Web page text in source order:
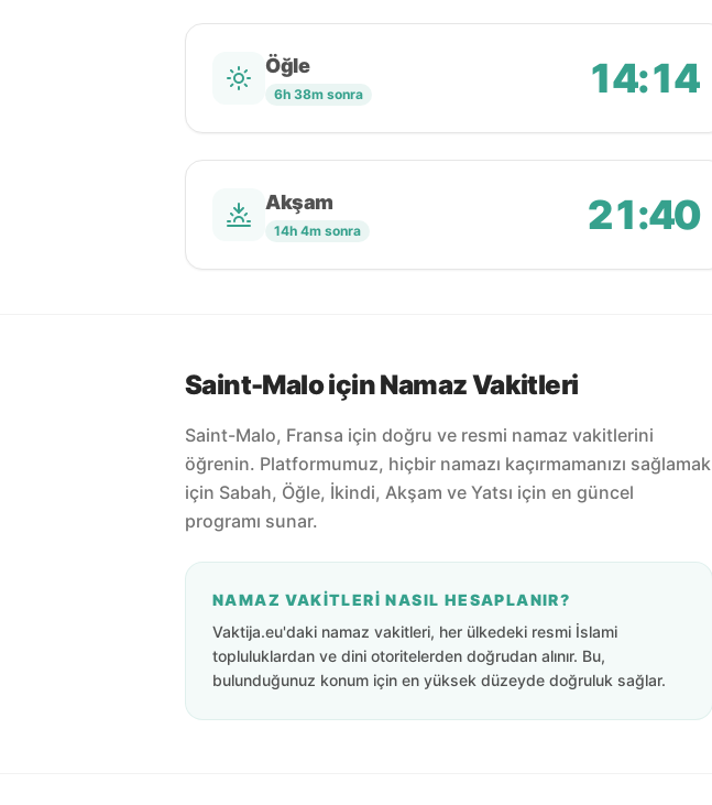
Öğle
6h 38m sonra 14:14
Akşam
14h 4m sonra 21:40
Saint-Malo için Namaz Vakitleri
Saint-Malo, Fransa için doğru ve resmi namaz vakitlerini
öğrenin. Platformumuz, hiçbir namazı kaçırmamanızı sağlamak
için Sabah, Öğle, İkindi, Akşam ve Yatsı için en güncel
programı sunar.
NAMAZ VAKITLERI NASIL HESAPLANIR?
Vaktija.eu'daki namaz vakitleri, her ülkedeki resmi İslami
topluluklardan ve dini otoritelerden doğrudan alınır. Bu,
bulunduğunuz konum için en yüksek düzeyde doğruluk sağlar.